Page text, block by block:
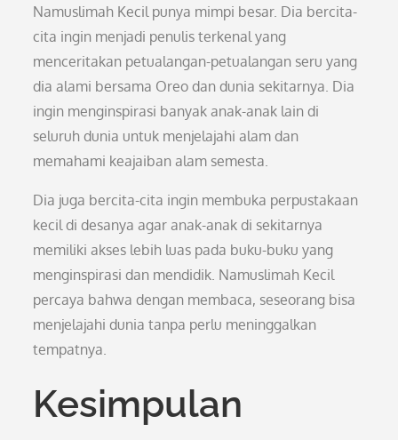
Namuslimah Kecil punya mimpi besar. Dia bercita-
cita ingin menjadi penulis terkenal yang
menceritakan petualangan-petualangan seru yang
dia alami bersama Oreo dan dunia sekitarnya. Dia
ingin menginspirasi banyak anak-anak lain di
seluruh dunia untuk menjelajahi alam dan
memahami keajaiban alam semesta.
Dia juga bercita-cita ingin membuka perpustakaan
kecil di desanya agar anak-anak di sekitarnya
memiliki akses lebih luas pada buku-buku yang
menginspirasi dan mendidik. Namuslimah Kecil
percaya bahwa dengan membaca, seseorang bisa
menjelajahi dunia tanpa perlu meninggalkan
tempatnya.
Kesimpulan